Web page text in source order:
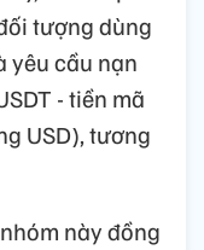
tượng dùng
yêu cầu nạn
- tiền mã
USD), tương
này đồng